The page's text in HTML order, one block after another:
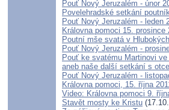
Pouť Nový Jeruzalém - únor
Povelehradské setkání
Pouť Nový Jeruzalém - leden
Královna pomoci 15. prosince
Poutní mše svatá v
Pouť Nový Jeruzalém -
Pouť ke svatému Martinovi
aneb naše další setkání s
Pouť Nový Jeruzalém -
Královna pomoci, 15. října
Video: Královna pomoci 9.
Stavět mosty ke Kristu